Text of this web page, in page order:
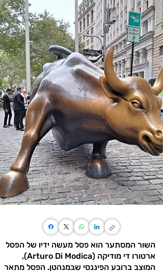
השור המסתער הוא פסל מעשה ידיו של הפסל
ארטורו די מודיקה (Arturo Di Modica),
המוצב ברובע הפיננסי שבמנהטן. הפסל מתאר